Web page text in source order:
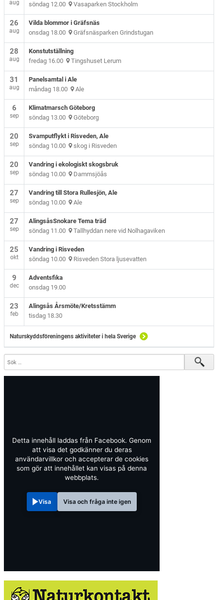
aug söndag 12.00 Vasaparken Stockholm
26
aug
Vilda blommor i Gräfsnäs
onsdag 18.00 Gräfsnäsparken Grindstugan
28
aug
Konstutställning
fredag 16.00 Tingshuset Lerum
31
aug
Panelsamtal i Ale
måndag 18.00 Ale
6
sep
Klimatmarsch Göteborg
söndag 13.00 Göteborg
20
sep
Svamputflykt i Risveden, Ale
söndag 10.00 skog i Risveden
20
sep
Vandring i ekologiskt skogsbruk
söndag 10.00 Dammsjöås
27
sep
Vandring till Stora Rullesjön, Ale
söndag 10.00 Ale
27
sep
AlingsåsSnokare Tema träd
söndag 11.00 Tallhyddan nere vid Nolhagaviken
25
okt
Vandring i Risveden
söndag 10.00 Risveden Stora ljusevatten
9
dec
Adventsfika
onsdag 19.00
23
feb
Alingsås Årsmöte/Kretsstämm
tisdag 18.30
Naturskyddsföreningens aktiviteter i hela Sverige
Detta innehåll laddas från Facebook. Genom
att visa det godkänner du deras
användarvillkor och accepterar de cookies
som gör att innehållet kan visas på denna
webbplats.
Visa Visa och fråga inte igen